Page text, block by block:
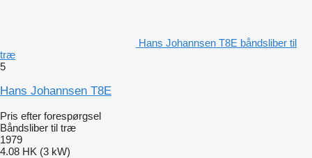
Hans Johannsen T8E båndsliber til
træ
5
Hans Johannsen T8E
Pris efter forespørgsel
Båndsliber til træ
1979
4.08 HK (3 kW)